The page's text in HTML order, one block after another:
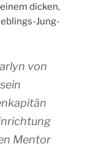
dicken,
Jung-
von
Mentor